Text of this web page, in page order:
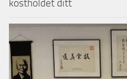
kostholdet ditt